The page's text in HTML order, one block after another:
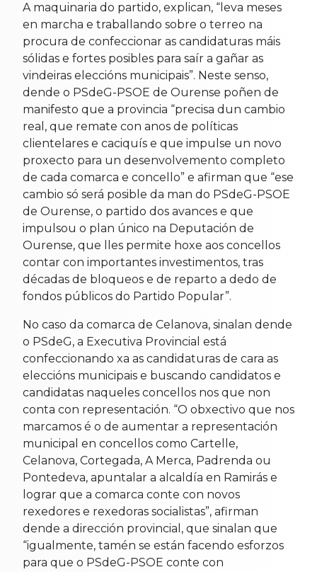
A maquinaria do partido, explican, “leva meses
en marcha e traballando sobre o terreo na
procura de confeccionar as candidaturas máis
sólidas e fortes posibles para saír a gañar as
vindeiras eleccións municipais”. Neste senso,
dende o PSdeG-PSOE de Ourense poñen de
manifesto que a provincia “precisa dun cambio
real, que remate con anos de políticas
clientelares e caciquís e que impulse un novo
proxecto para un desenvolvemento completo
de cada comarca e concello” e afirman que “ese
cambio só será posible da man do PSdeG-PSOE
de Ourense, o partido dos avances e que
impulsou o plan único na Deputación de
Ourense, que lles permite hoxe aos concellos
contar con importantes investimentos, tras
décadas de bloqueos e de reparto a dedo de
fondos públicos do Partido Popular”.
No caso da comarca de Celanova, sinalan dende
o PSdeG, a Executiva Provincial está
confeccionando xa as candidaturas de cara as
eleccións municipais e buscando candidatos e
candidatas naqueles concellos nos que non
conta con representación. “O obxectivo que nos
marcamos é o de aumentar a representación
municipal en concellos como Cartelle,
Celanova, Cortegada, A Merca, Padrenda ou
Pontedeva, apuntalar a alcaldía en Ramirás e
lograr que a comarca conte con novos
rexedores e rexedoras socialistas”, afirman
dende a dirección provincial, que sinalan que
“igualmente, tamén se están facendo esforzos
para que o PSdeG-PSOE conte con